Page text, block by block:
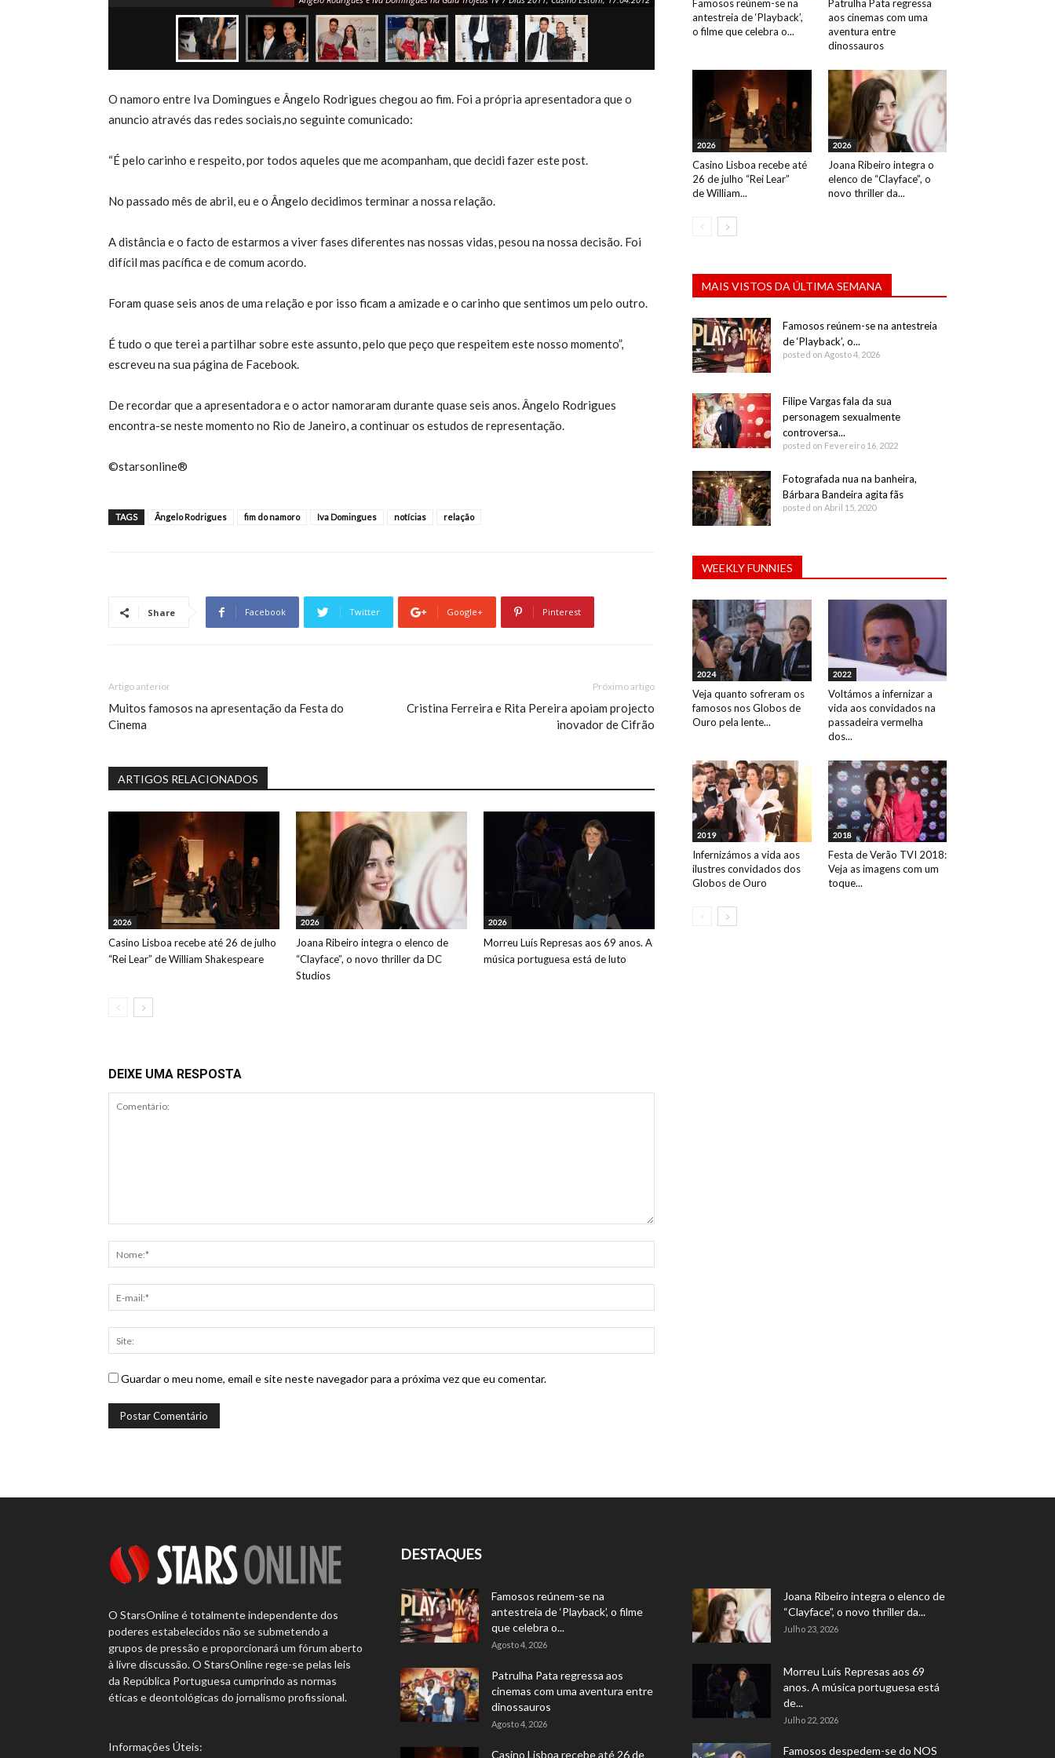
O namoro entre Iva Domingues e Ângelo Rodrigues chegou ao fim. Foi a própria apresentadora que o
anuncio através das redes sociais,no seguinte comunicado:
“É pelo carinho e respeito, por todos aqueles que me acompanham, que decidi fazer este post.
No passado mês de abril, eu e o Ângelo decidimos terminar a nossa relação.
A distância e o facto de estarmos a viver fases diferentes nas nossas vidas, pesou na nossa decisão. Foi
difícil mas pacífica e de comum acordo.
Foram quase seis anos de uma relação e por isso ficam a amizade e o carinho que sentimos um pelo outro.
É tudo o que terei a partilhar sobre este assunto, pelo que peço que respeitem este nosso momento”,
escreveu na sua página de Facebook.
De recordar que a apresentadora e o actor namoraram durante quase seis anos. Ângelo Rodrigues
encontra-se neste momento no Rio de Janeiro, a continuar os estudos de representação.
©starsonline®
TAGS Ângelo Rodrigues fim do namoro Iva Domingues notícias relação
Share Facebook Twitter Google+ Pinterest
Artigo anterior
Muitos famosos na apresentação da Festa do
Cinema
Próximo artigo
Cristina Ferreira e Rita Pereira apoiam projecto
inovador de Cifrão
ARTIGOS RELACIONADOS
2026
Casino Lisboa recebe até 26 de julho
“Rei Lear” de William Shakespeare
2026
Joana Ribeiro integra o elenco de
“Clayface”, o novo thriller da DC
Studios
2026
Morreu Luís Represas aos 69 anos. A
música portuguesa está de luto
DEIXE UMA RESPOSTA
Guardar o meu nome, email e site neste navegador para a próxima vez que eu comentar.
Famosos reúnem-se na
antestreia de ‘Playback’,
o filme que celebra o...
Patrulha Pata regressa
aos cinemas com uma
aventura entre
dinossauros
2026
Casino Lisboa recebe até
26 de julho “Rei Lear”
de William...
2026
Joana Ribeiro integra o
elenco de “Clayface”, o
novo thriller da...
MAIS VISTOS DA ÚLTIMA SEMANA
Famosos reúnem-se na antestreia
de ‘Playback’, o...
posted on Agosto 4, 2026
Filipe Vargas fala da sua
personagem sexualmente
controversa...
posted on Fevereiro 16, 2022
Fotografada nua na banheira,
Bárbara Bandeira agita fãs
posted on Abril 15, 2020
WEEKLY FUNNIES
2024
Veja quanto sofreram os
famosos nos Globos de
Ouro pela lente...
2022
Voltámos a infernizar a
vida aos convidados na
passadeira vermelha
dos...
2019
Infernizámos a vida aos
ilustres convidados dos
Globos de Ouro
2018
Festa de Verão TVI 2018:
Veja as imagens com um
toque...
O StarsOnline é totalmente independente dos
poderes estabelecidos não se submetendo a
grupos de pressão e proporcionará um fórum aberto
à livre discussão. O StarsOnline rege-se pelas leis
da República Portuguesa cumprindo as normas
éticas e deontológicas do jornalismo profissional.
Informações Úteis:
DESTAQUES
Famosos reúnem-se na
antestreia de ‘Playback’, o filme
que celebra o...
Agosto 4, 2026
Patrulha Pata regressa aos
cinemas com uma aventura entre
dinossauros
Agosto 4, 2026
Casino Lisboa recebe até 26 de
Joana Ribeiro integra o elenco de
“Clayface”, o novo thriller da...
Julho 23, 2026
Morreu Luís Represas aos 69
anos. A música portuguesa está
de...
Julho 22, 2026
Famosos despedem-se do NOS